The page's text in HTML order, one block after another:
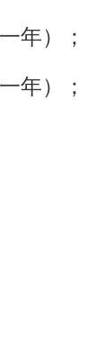
年）；
年）；